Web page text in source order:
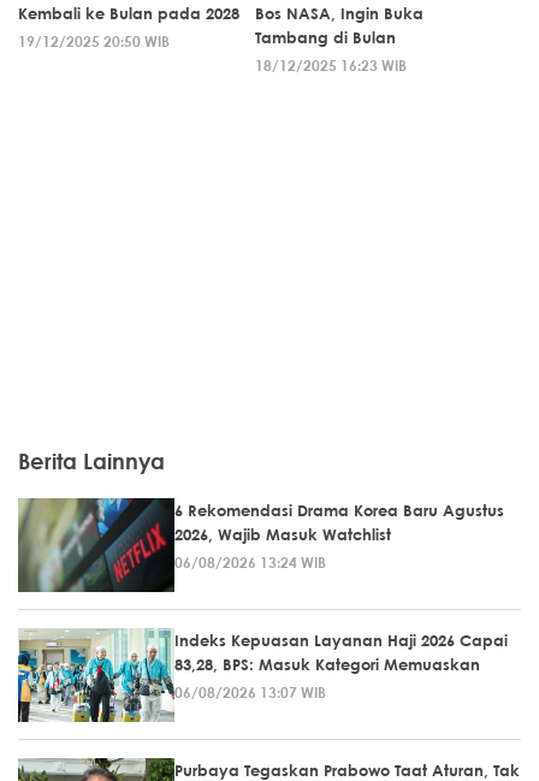
Kembali ke Bulan pada 2028
19/12/2025 20:50 WIB
Bos NASA, Ingin Buka
Tambang di Bulan
18/12/2025 16:23 WIB
Berita Lainnya
6 Rekomendasi Drama Korea Baru Agustus
2026, Wajib Masuk Watchlist
06/08/2026 13:24 WIB
Indeks Kepuasan Layanan Haji 2026 Capai
83,28, BPS: Masuk Kategori Memuaskan
06/08/2026 13:07 WIB
Purbaya Tegaskan Prabowo Taat Aturan, Tak